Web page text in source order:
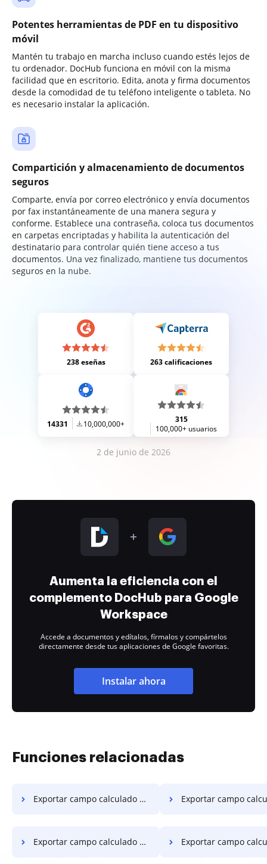
Potentes herramientas de PDF en tu dispositivo
móvil
Mantén tu trabajo en marcha incluso cuando estés lejos de
tu ordenador. DocHub funciona en móvil con la misma
facilidad que en escritorio. Edita, anota y firma documentos
desde la comodidad de tu teléfono inteligente o tableta. No
es necesario instalar la aplicación.
Compartición y almacenamiento de documentos
seguros
Comparte, envía por correo electrónico y envía documentos
por fax instantáneamente de una manera segura y
conforme. Establece una contraseña, coloca tus documentos
en carpetas encriptadas y habilita la autenticación del
destinatario para controlar quién tiene acceso a tus
documentos. Una vez finalizado, mantiene tus documentos
seguros en la nube.
238 eseñas 263 calificaciones
14331 10,000,000+
315
100,000+ usuarios
2 de junio de 2026
Aumenta la eficiencia con el
complemento DocHub para Google
Workspace
Accede a documentos y edítalos, fírmalos y compártelos
directamente desde tus aplicaciones de Google favoritas.
Instalar ahora
Funciones relacionadas
Exportar campo calculado PDF en Motorola Exportar campo calculado PDF
Exportar campo calculado PDF en Xiaomi Exportar campo calculado PDF